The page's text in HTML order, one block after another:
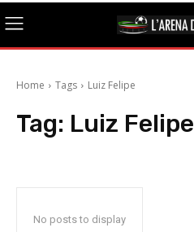
Home Tags Luiz Felipe
Tag: Luiz Felipe
No posts to display